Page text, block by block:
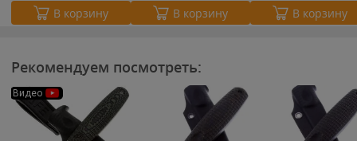
В корзину В корзину В корзину
Рекомендуем посмотреть:
Видео